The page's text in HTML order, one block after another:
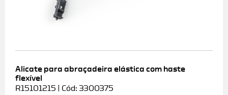
Alicate para abraçadeira elástica com haste
flexível
R15101215 | Cód: 3300375